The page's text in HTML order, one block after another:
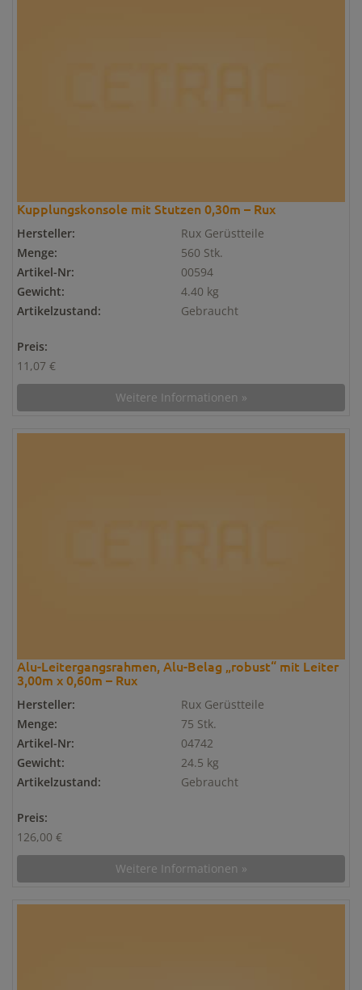
Kupplungskonsole mit Stutzen 0,30m – Rux
Hersteller:
Rux Gerüstteile
Menge:
560 Stk.
Artikel-Nr:
00594
Gewicht:
4.40 kg
Artikelzustand:
Gebraucht
Preis:
11,07 €
Weitere Informationen »
Alu-Leitergangsrahmen, Alu-Belag „robust“ mit Leiter
3,00m x 0,60m – Rux
Hersteller:
Rux Gerüstteile
Menge:
75 Stk.
Artikel-Nr:
04742
Gewicht:
24.5 kg
Artikelzustand:
Gebraucht
Preis:
126,00 €
Weitere Informationen »